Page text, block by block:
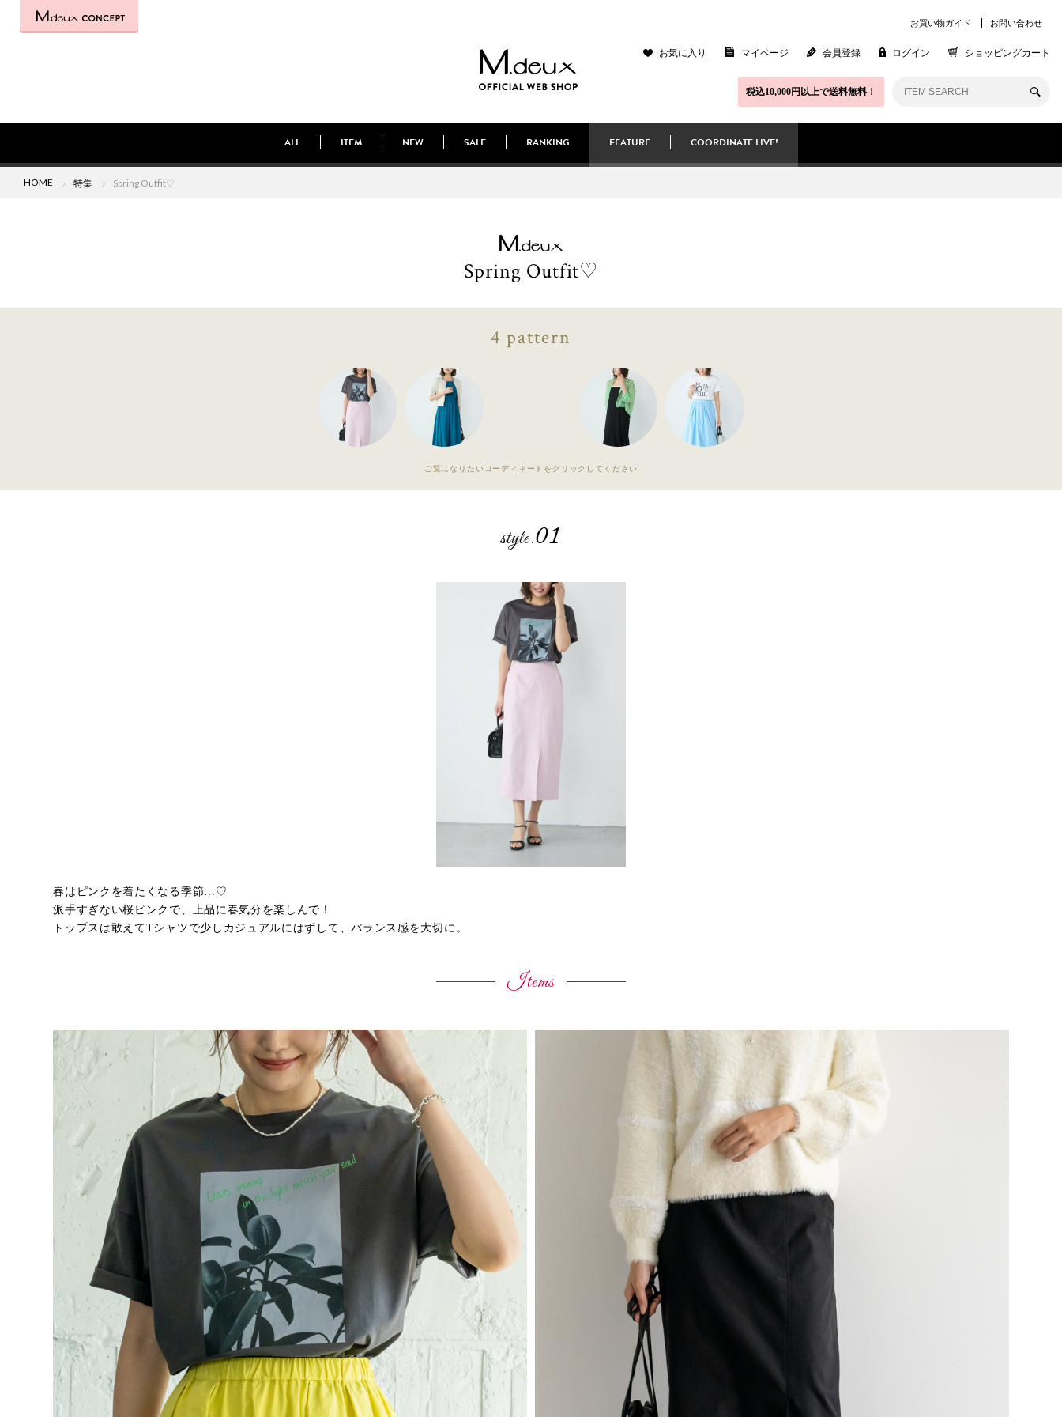
お買い物ガイド お問い合わせ
お気に入り マイページ 会員登録 ログイン ショッピングカート
税込10,000円以上で送料無料！
ALL ITEM NEW SALE RANKING FEATURE COORDINATE LIVE!
HOME 特集 Spring Outfit♡
Spring Outfit♡
4 pattern
ご覧になりたいコーディネートをクリックしてください
style.01
春はピンクを着たくなる季節…♡
派手すぎない桜ピンクで、上品に春気分を楽しんで！
トップスは敢えてTシャツで少しカジュアルにはずして、バランス感を大切に。
Items